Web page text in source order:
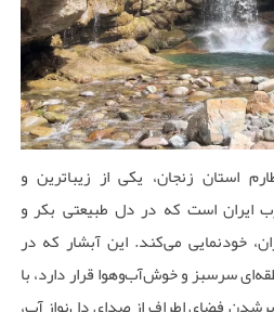
استان زنجان، یکی از زیباترین و
ایران است که در دل طبیعتی بکر و
خودنمایی می‌کند. این آبشار که در
سرسبز و خوش‌آب‌وهوا قرار دارد، با